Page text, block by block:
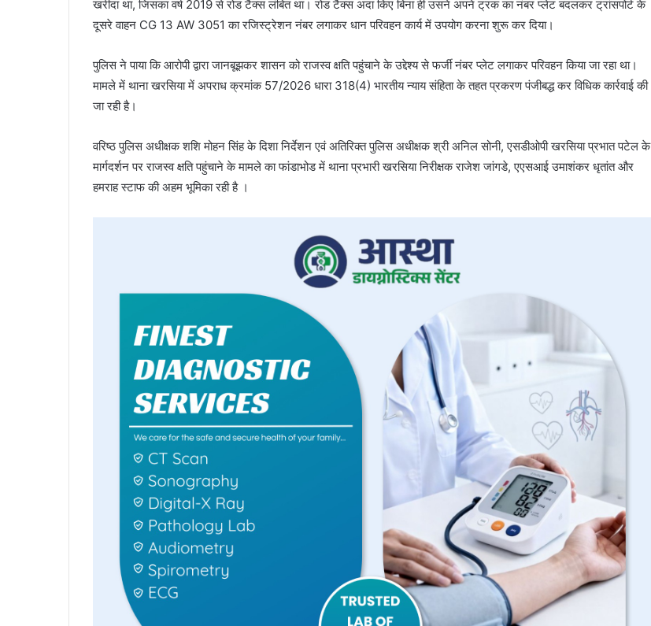
खरीदा था, जिसका वर्ष 2019 से रोड टैक्स लंबित था। रोड टैक्स अदा किए बिना ही उसने अपने ट्रक का नंबर प्लेट बदलकर ट्रांसपोर्ट के
दूसरे वाहन CG 13 AW 3051 का रजिस्ट्रेशन नंबर लगाकर धान परिवहन कार्य में उपयोग करना शुरू कर दिया।
पुलिस ने पाया कि आरोपी द्वारा जानबूझकर शासन को राजस्व क्षति पहुंचाने के उद्देश्य से फर्जी नंबर प्लेट लगाकर परिवहन किया जा रहा था।
मामले में थाना खरसिया में अपराध क्रमांक 57/2026 धारा 318(4) भारतीय न्याय संहिता के तहत प्रकरण पंजीबद्ध कर विधिक कार्रवाई की
जा रही है।
वरिष्ठ पुलिस अधीक्षक शशि मोहन सिंह के दिशा निर्देशन एवं अतिरिक्त पुलिस अधीक्षक श्री अनिल सोनी, एसडीओपी खरसिया प्रभात पटेल के
मार्गदर्शन पर राजस्व क्षति पहुंचाने के मामले का फांडाभोड में थाना प्रभारी खरसिया निरीक्षक राजेश जांगडे, एएसआई उमाशंकर धृतांत और
हमराह स्टाफ की अहम भूमिका रही है ।